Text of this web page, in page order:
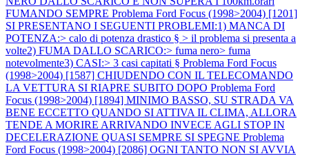
FUMANDO SEMPRE Problema Ford Focus (1998>2004) [1201]
SI PRESENTANO I SEGUENTI PROBLEMI:1) MANCA DI
POTENZA:> calo di potenza drastico § > il problema si presenta a
volte2) FUMA DALLO SCARICO:> fuma nero> fuma
notevolmente3) CASI:> 3 casi capitati § Problema Ford Focus
(1998>2004) [1587] CHIUDENDO CON IL TELECOMANDO
LA VETTURA SI RIAPRE SUBITO DOPO Problema Ford
Focus (1998>2004) [1894] MINIMO BASSO, SU STRADA VA
BENE ECCETTO QUANDO SI ATTIVA IL CLIMA, ALLORA
TENDE A MORIRE ARRIVANDO INVECE AGLI STOP IN
DECELERAZIONE QUASI SEMPRE SI SPEGNE Problema
Ford Focus (1998>2004) [2086] OGNI TANTO NON SI AVVIA